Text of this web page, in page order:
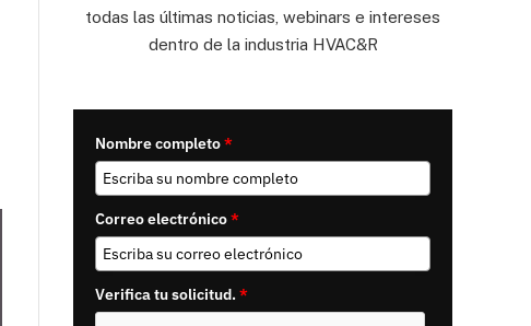
todas las últimas noticias, webinars e intereses
dentro de la industria HVAC&R
Nombre completo*
Correo electrónico*
Verifica tu solicitud.*